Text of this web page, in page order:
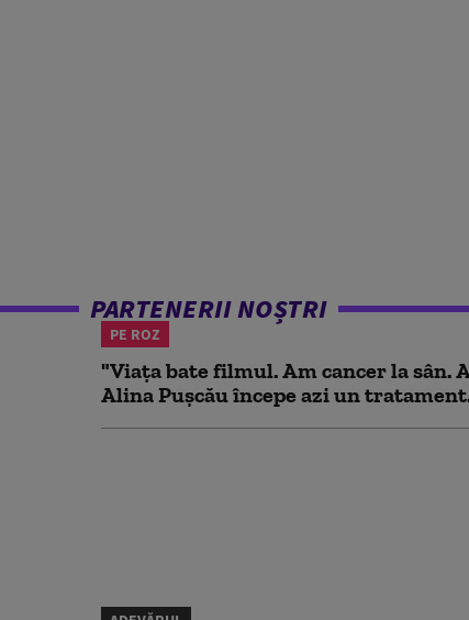
PARTENERII NOȘTRI
PE ROZ
"Viața bate filmul. Am cancer la sân.
Alina Pușcău începe azi un